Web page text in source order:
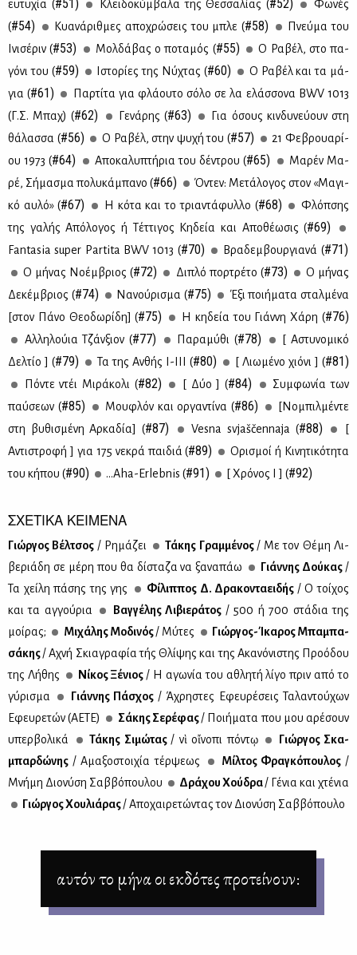
ευ­τυ­χία (#51) Κλει­δο­κύμ­βα­λα της Θεσ­σα­λί­ας (#52)
Φω­νές
(#54) Κυα­νά­ριθ­μες απο­χρώ­σεις του μπλε (#58)
Πνεύ­μα του
Ινι­σέ­ριν (#53) Μολ­δά­βας ο πο­τα­μός (#55)
Ο Ρα­βέλ, στο πα­
γό­νι του (#59) Ιστο­ρί­ες της Νύ­χτας (#60)
Ο Ρα­βέλ και τα μά­
για (#61)
Παρ­τί­τα για φλά­ου­το σό­λο σε λα ελάσ­σο­να BWV 1013
(Γ.Σ. Μπαχ) (#62) Γε­νά­ρης (#63)
Για όσους κιν­δυ­νεύ­ουν στη
θά­λασ­σα (#56) Ο Ρα­βέλ, στην ψυ­χή του (#57)
21 Φε­βρουα­ρί­
ου 1973 (#64) Απο­κα­λυ­πτή­ρια του δέ­ντρου (#65)
Μα­ρέν Μα­
ρέ, Σή­μα­σμα πο­λυ­κά­μπα­νο (#66)
Όντεν: Με­τά­λο­γος στον «Μα­γι­
κό αυ­λό» (#67) Η κό­τα και το τρια­ντά­φυλ­λο (#68)
Φλόπ­σης
της γα­λής Από­λο­γος ή Τέτ­τι­γος Κη­δεία και Απο­θέ­ω­σις (#69)
Fantasia super Partita BWV 1013 (#70) Βρα­δεμ­βουρ­για­νά (#71)
Ο μή­νας Νο­έμ­βριος (#72) Δι­πλό πορ­τρέ­το (#73)
Ο μή­νας
Δε­κέμ­βριος (#74) Να­νού­ρι­σμα (#75)
Έξι ποι­ή­μα­τα σταλ­μέ­να
[στον Πά­νο Θε­ο­δω­ρί­δη] (#75) Η κη­δεία του Γιάν­νη Χά­ρη (#76)
Αλ­λη­λού­ια Τζάν­ξιον (#77) Πα­ρα­μύ­θι (#78)
[ Αστυ­νο­μι­κό
Δελ­τίο ] (#79) Τα της Αν­θής Ι-ΙΙΙ (#80) [ Λιω­μέ­νο χιό­νι ] (#81)
Πό­ντε ντέι Μι­ρά­κο­λι (#82) [ Δύο ] (#84)
Συμ­φω­νία των
παύ­σε­ων (#85) Μου­φλόν και ορ­γα­ντί­να (#86)
[Νο­μπιλ­μέ­ντε
στη βυ­θι­σμέ­νη Αρ­κα­δία] (#87) Vesna svjaščennaja (#88)
[
Αντι­στρο­φή ] για 175 νε­κρά παι­διά (#89)
Ορι­σμοί ή Κι­νη­τι­κό­τη­τα
του κή­που (#90) …Aha-Erlebnis (#91) [ Χρό­νος Ι ] (#92)
ΣΧΕΤΙΚΑ ΚΕΙΜΕΝΑ
Γιώρ­γος Βέλ­τσος / Ρη­μά­ζει Τά­κης Γραμ­μέ­νος/ Με τον Θέ­μη Λι­
βε­ριά­δη σε μέ­ρη που θα δί­στα­ζα να ξα­να­πάω
Γιάν­νης Δού­κας/
Τα χεί­λη πά­σης της γης
Φί­λιπ­πος Δ. Δρα­κο­ντα­ει­δής / Ο τοί­χος
και τα αγ­γού­ρια
Βαγ­γέ­λης Λι­βιε­ρά­τος / 500 ή 700 στά­δια της
μοί­ρας;
Μι­χά­λης Μο­δι­νός/ Μύ­τες
Γιώρ­γος-Ίκα­ρος Μπα­μπα­
σά­κης/ Αχνή Σκια­γρα­φία τής Θλί­ψης και της Ακα­νό­νι­στης Προ­ό­δου
της Λή­θης
Νί­κος Ξέ­νιος/ Η αγω­νία του αθλη­τή λί­γο πριν από το
γύ­ρι­σμα
Γιάν­νης Πά­σχος / Άχρη­στες Εφευ­ρέ­σεις Τα­λα­ντού­χων
Εφευ­ρε­τών (ΑΕ­ΤΕ)
Σά­κης Σε­ρέ­φας/ Ποι­ή­μα­τα που μου αρέ­σουν
υπερ­βο­λι­κά
Τά­κης Σι­μώ­τας / Ἐνὶ οἴνο­πι πόντῳ
Γιώρ­γος Σκα­
μπαρ­δώ­νης / Αμα­ξο­στοι­χία τέρ­ψε­ως Μίλ­τος Φρα­γκό­που­λος/
Mνή­μη Διο­νύ­ση Σαβ­βό­που­λου
Δρά­χου Χού­δρα/ Γέ­νια και χτέ­νια
Γιώρ­γος Χου­λιά­ρας/ Απο­χαι­ρε­τώ­ντας τον Διο­νύ­ση Σαβ­βό­που­λο
αυτόν το μήνα οι εκδότες προτείνουν: